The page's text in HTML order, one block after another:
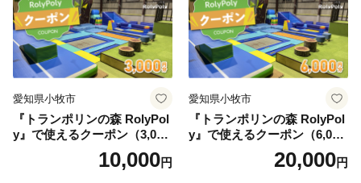
愛知県小牧市
『トランポリンの森 RolyPol
y』で使えるクーポン（3,000
10,000円
愛知県小牧市
『トランポリンの森 RolyPol
y』で使えるクーポン（6,000
20,000円